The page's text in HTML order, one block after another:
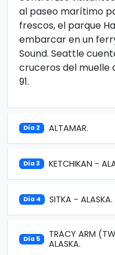
al paseo marítimo
frescos, el parque
embarcar en un
Sound. Seattle
cruceros del muelle
91.
Día 2 ALTAMAR.
Día 3 KETCHIKAN -
Día 4 SITKA - ALASKA.
Día 5
TRACY ARM
ALASKA.